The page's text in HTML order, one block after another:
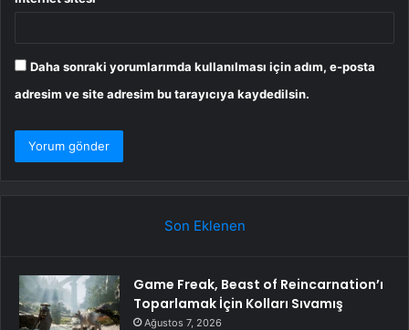
Daha sonraki yorumlarımda kullanılması için adım, e-posta
adresim ve site adresim bu tarayıcıya kaydedilsin.
Son Eklenen
Game Freak, Beast of Reincarnation’ı
Toparlamak İçin Kolları Sıvamış
Ağustos 7, 2026